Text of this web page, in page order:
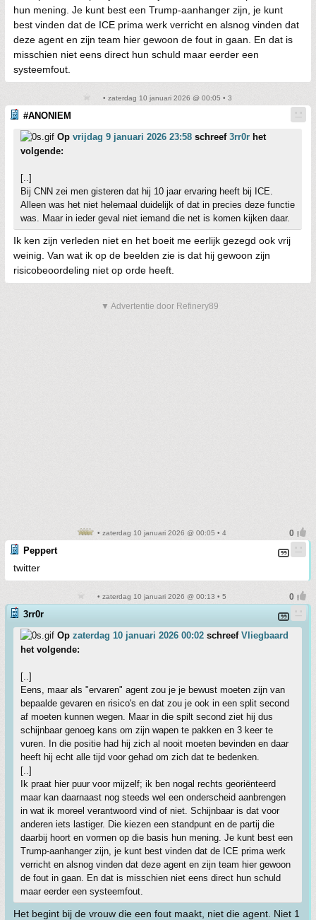
hun mening. Je kunt best een Trump-aanhanger zijn, je kunt
best vinden dat de ICE prima werk verricht en alsnog vinden dat
deze agent en zijn team hier gewoon de fout in gaan. En dat is
misschien niet eens direct hun schuld maar eerder een
systeemfout.
• zaterdag 10 januari 2026 @ 00:05 • 3
#ANONIEM
Op vrijdag 9 januari 2026 23:58 schreef 3rr0r het
volgende:
[..]
Bij CNN zei men gisteren dat hij 10 jaar ervaring heeft bij ICE.
Alleen was het niet helemaal duidelijk of dat in precies deze functie
was. Maar in ieder geval niet iemand die net is komen kijken daar.
Ik ken zijn verleden niet en het boeit me eerlijk gezegd ook vrij
weinig. Van wat ik op de beelden zie is dat hij gewoon zijn
risicobeoordeling niet op orde heeft.
▼ Advertentie door Refinery89
• zaterdag 10 januari 2026 @ 00:05 • 4
Peppert
twitter
• zaterdag 10 januari 2026 @ 00:13 • 5
3rr0r
Op zaterdag 10 januari 2026 00:02 schreef Vliegbaard
het volgende:
[..]
Eens, maar als "ervaren" agent zou je je bewust moeten zijn van
bepaalde gevaren en risico's en dat zou je ook in een split second
af moeten kunnen wegen. Maar in die spilt second ziet hij dus
schijnbaar genoeg kans om zijn wapen te pakken en 3 keer te
vuren. In die positie had hij zich al nooit moeten bevinden en daar
heeft hij echt alle tijd voor gehad om zich dat te bedenken.
[..]
Ik praat hier puur voor mijzelf; ik ben nogal rechts georiënteerd
maar kan daarnaast nog steeds wel een onderscheid aanbrengen
in wat ik moreel verantwoord vind of niet. Schijnbaar is dat voor
anderen iets lastiger. Die kiezen een standpunt en de partij die
daarbij hoort en vormen op die basis hun mening. Je kunt best een
Trump-aanhanger zijn, je kunt best vinden dat de ICE prima werk
verricht en alsnog vinden dat deze agent en zijn team hier gewoon
de fout in gaan. En dat is misschien niet eens direct hun schuld
maar eerder een systeemfout.
Het begint bij de vrouw die een fout maakt, niet die agent. Niet 1